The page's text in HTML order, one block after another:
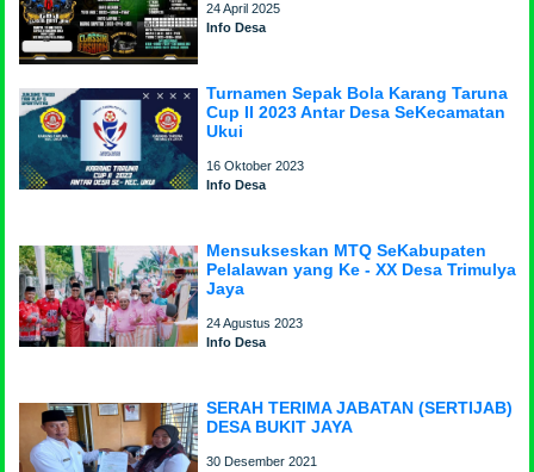
24 April 2025
Info Desa
Turnamen Sepak Bola Karang Taruna
Cup II 2023 Antar Desa SeKecamatan
Ukui
16 Oktober 2023
Info Desa
Mensukseskan MTQ SeKabupaten
Pelalawan yang Ke - XX Desa Trimulya
Jaya
24 Agustus 2023
Info Desa
SERAH TERIMA JABATAN (SERTIJAB)
DESA BUKIT JAYA
30 Desember 2021